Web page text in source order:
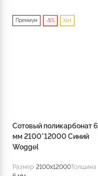
Премиум -5% Хит
Сотовый поликарбонат 6
мм 2100*12000 Синий
Woggel
Размер 2100x12000Толщина